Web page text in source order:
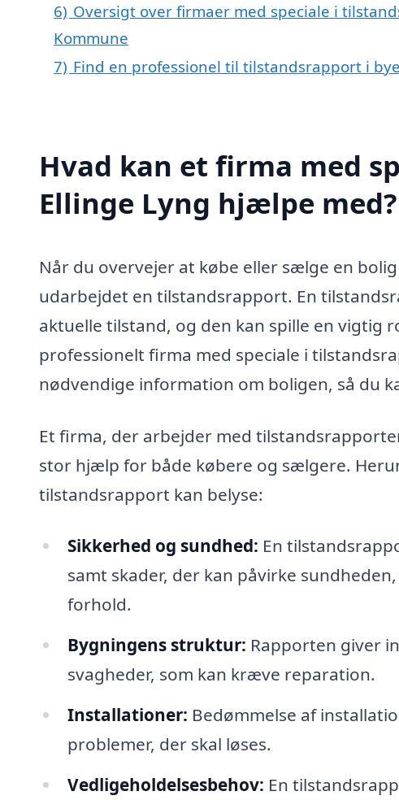
6) Oversigt over firmaer med speciale i
Kommune
7) Find en professionel til tilstandsrapport i
Hvad kan et firma med
Ellinge Lyng hjælpe med?
Når du overvejer at købe eller sælge en
udarbejdet en tilstandsrapport. En
aktuelle tilstand, og den kan spille en vigtig
professionelt firma med speciale i
nødvendige information om boligen, så du
Et firma, der arbejder med
stor hjælp for både købere og sælgere.
tilstandsrapport kan belyse:
Sikkerhed og sundhed: En
samt skader, der kan påvirke
forhold.
Bygningens struktur: Rapporten giver
svagheder, som kan kræve reparation.
Installationer: Bedømmelse af
problemer, der skal løses.
Vedligeholdelsesbehov: En